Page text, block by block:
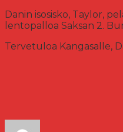
Danin isosisko, Taylor,
lentopalloa Saksan 2.
Tervetuloa Kangasalle,